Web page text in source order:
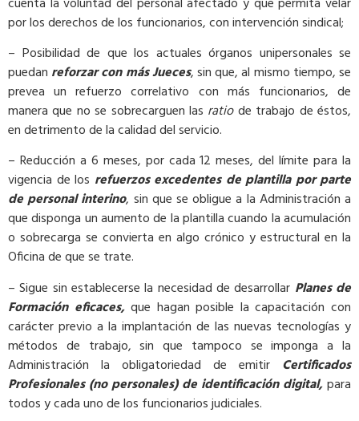
por los derechos de los funcionarios, con intervención sindical;
– Posibilidad de que los actuales órganos unipersonales se
puedan reforzar con más Jueces, sin que, al mismo tiempo, se
prevea un refuerzo correlativo con más funcionarios, de
manera que no se sobrecarguen las ratiode trabajo de éstos,
en detrimento de la calidad del servicio.
– Reducción a 6 meses, por cada 12 meses, del límite para la
vigencia de los refuerzos excedentes de plantilla por parte
de personal interino, sin que se obligue a la Administración a
que disponga un aumento de la plantilla cuando la acumulación
o sobrecarga se convierta en algo crónico y estructural en la
Oficina de que se trate.
– Sigue sin establecerse la necesidad de desarrollar Planes de
Formación eficaces,que hagan posible la capacitación con
carácter previo a la implantación de las nuevas tecnologías y
métodos de trabajo, sin que tampoco se imponga a la
Administración la obligatoriedad de emitir Certificados
Profesionales (no personales) de identificación digital,para
todos y cada uno de los funcionarios judiciales.